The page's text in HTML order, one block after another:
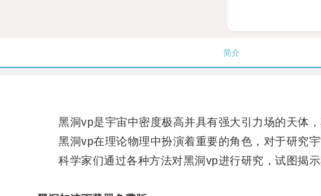
简介
黑洞vp是宇宙中密度极高并具有强大引力场的天体，
黑洞vp在理论物理中扮演着重要的角色，对于研究宇
科学家们通过各种方法对黑洞vp进行研究，试图揭示